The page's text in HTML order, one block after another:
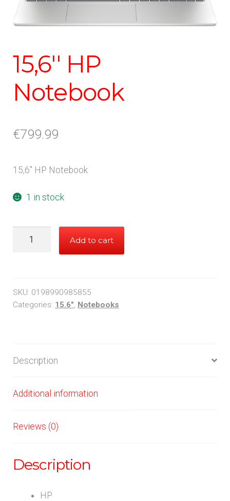
15,6'' HP
Notebook
€799.99
15,6'' HP Notebook
1 in stock
Add to cart
SKU: 0198990985855
Categories: 15.6", Notebooks
Description
Additional information
Reviews (0)
Description
HP